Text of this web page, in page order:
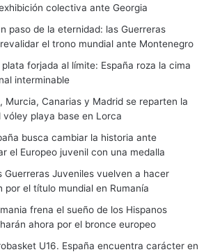
colectiva ante Georgia
paso de la eternidad: las Guerreras
el trono mundial ante Montenegro
forjada al límite: España roza la cima
interminable
Murcia, Canarias y Madrid se reparten la
vóley playa base en Lorca
busca cambiar la historia ante
el Europeo juvenil con una medalla
Guerreras Juveniles vuelven a hacer
por el título mundial en Rumanía
frena el sueño de los Hispanos
ahora por el bronce europeo
U16. España encuentra carácter en